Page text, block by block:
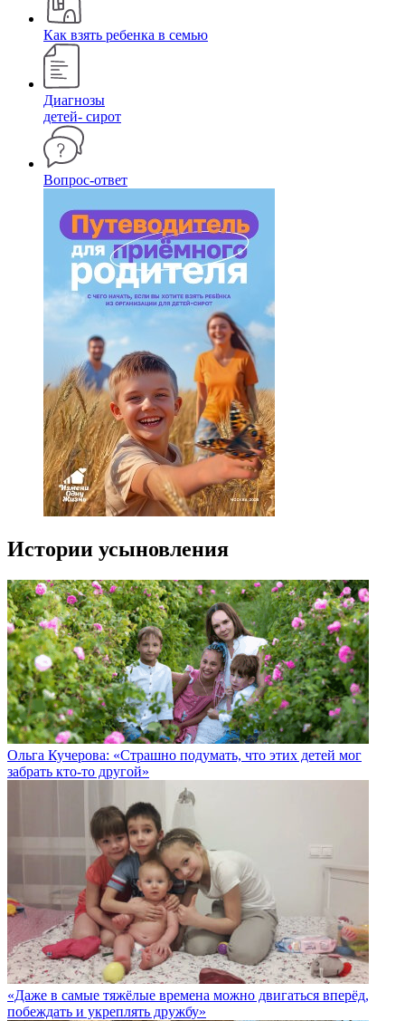
Как взять ребенка в семью
Диагнозы
детей- сирот
Вопрос-ответ
Истории усыновления
Ольга Кучерова: «Страшно подумать, что этих детей мог
забрать кто-то другой»
«Даже в самые тяжёлые времена можно двигаться вперёд,
побеждать и укреплять дружбу»